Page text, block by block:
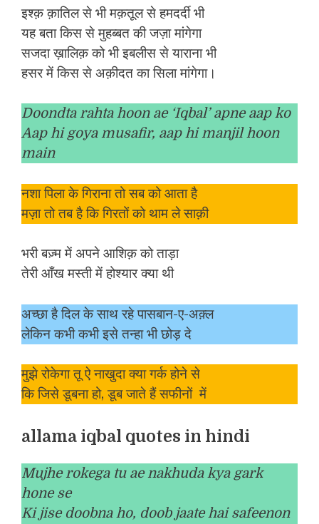
इश्क़ क़ातिल से भी मक़तूल से हमदर्दी भी
यह बता किस से मुहब्बत की जज़ा मांगेगा
सजदा ख़ालिक़ को भी इबलीस से याराना भी
हसर में किस से अक़ीदत का सिला मांगेगा।
Doondta rahta hoon ae ‘Iqbal’ apne aap ko
Aap hi goya musafir, aap hi manjil hoon
main
नशा पिला के गिराना तो सब को आता है
मज़ा तो तब है कि गिरतों को थाम ले साक़ी
भरी बज़्म में अपने आशिक़ को ताड़ा
तेरी आँख मस्ती में होश्यार क्या थी
अच्छा है दिल के साथ रहे पासबान-ए-अक़्ल
लेकिन कभी कभी इसे तन्हा भी छोड़ दे
मुझे रोकेगा तू ऐ नाखुदा क्या गर्क होने से
कि जिसे डूबना हो, डूब जाते हैं सफीनों में
allama iqbal quotes in hindi
Mujhe rokega tu ae nakhuda kya gark
hone se
Ki jise doobna ho, doob jaate hai safeenon